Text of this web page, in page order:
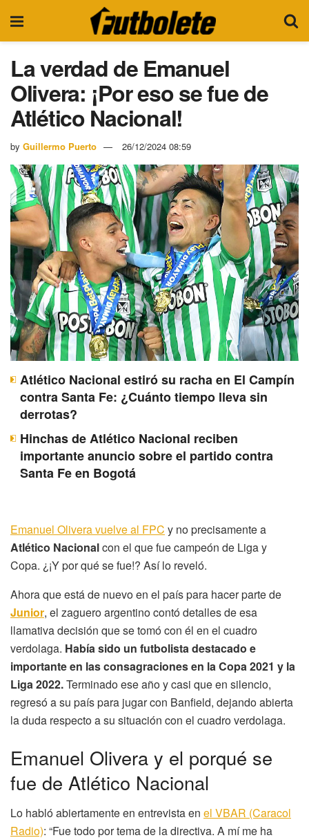
La verdad de Emanuel
Olivera: ¡Por eso se fue de
Atlético Nacional!
by Guillermo Puerto 26/12/2024 08:59
Atlético Nacional estiró su racha en El Campín
contra Santa Fe: ¿Cuánto tiempo lleva sin
derrotas?
Hinchas de Atlético Nacional reciben
importante anuncio sobre el partido contra
Santa Fe en Bogotá
Emanuel Olivera vuelve al FPC y no precisamente a
Atlético Nacionalcon el que fue campeón de Liga y
Copa. ¿¡Y por qué se fue!? Así lo reveló.
Ahora que está de nuevo en el país para hacer parte de
Junior, el zaguero argentino contó detalles de esa
llamativa decisión que se tomó con él en el cuadro
verdolaga. Había sido un futbolista destacado e
importante en las consagraciones en la Copa 2021 y la
Liga 2022.Terminado ese año y casi que en silencio,
regresó a su país para jugar con Banfield, dejando abierta
la duda respecto a su situación con el cuadro verdolaga.
Emanuel Olivera y el porqué se
fue de Atlético Nacional
Lo habló abiertamente en entrevista en el VBAR (Caracol
Radio): “Fue todo por tema de la directiva. A mí me ha